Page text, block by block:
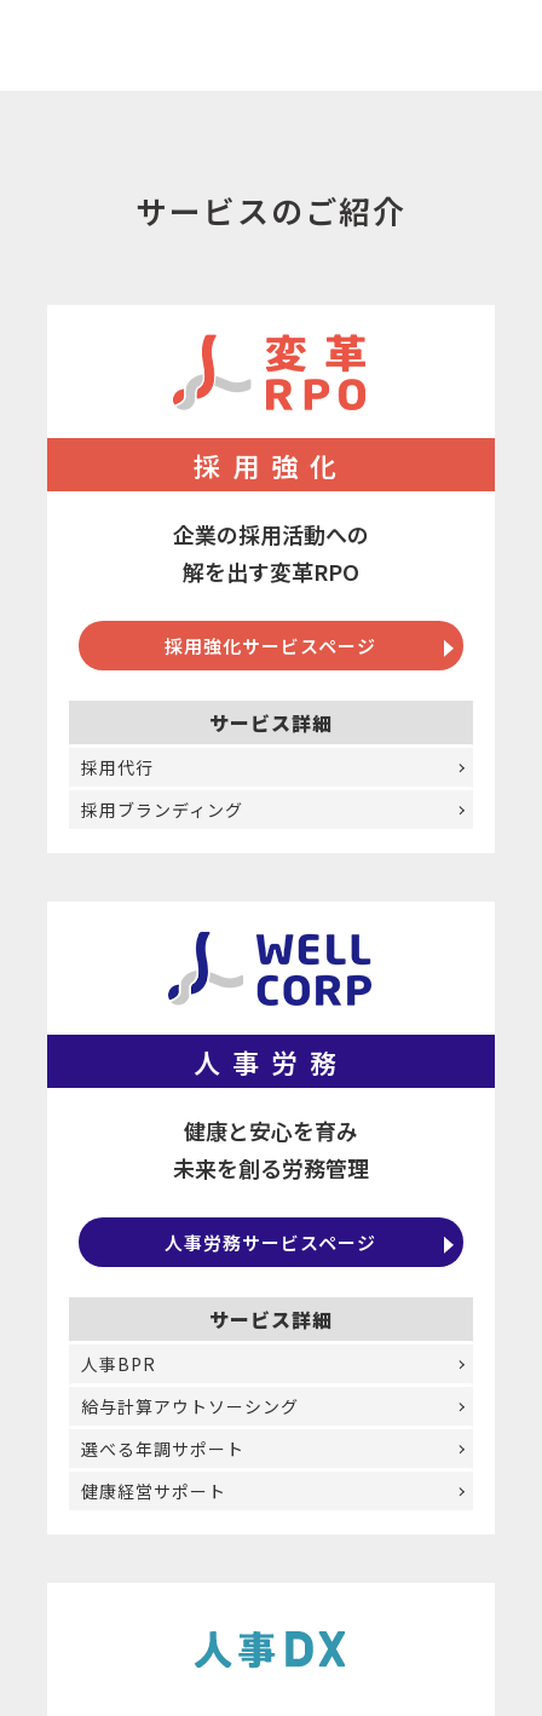
サービスのご紹介
採用強化
企業の採用活動への
解を出す変革RPO
採用強化サービスページ
サービス詳細
採用代行
採用ブランディング
人事労務
健康と安心を育み
未来を創る労務管理
人事労務サービスページ
サービス詳細
人事BPR
給与計算アウトソーシング
選べる年調サポート
健康経営サポート